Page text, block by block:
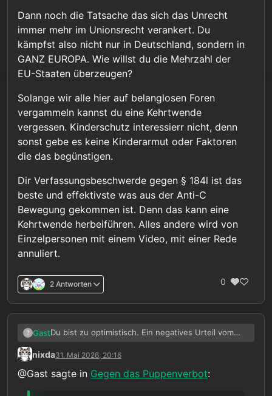
Dann noch die Tatsache das sich das Unrecht
immer mehr im Unionsrecht verankert. Du
kämpfst also nicht nur in Deutschland, sondern in
GANZ EUROPA. Wie willst du die Mehrzahl der
EU-Staaten überzeugen?
Solange wir alle hier auf belanglosen Foren
vergammeln kannst du eine Kehrtwende
vergessen. Kinderschutz interessierr nicht, denn
sonst gebe es keine Kinderarmut oder Faktoren
die das begünstigen.
Dir Verfassungsbeschwerde gegen § 184l ist das
beste und effektivste was aus der Anti-C
Bewegung gekommen ist. Denn das kann eine
Kehrtwende herbeiführen. Alles andere wird von
Einzelpersonen mit einem Video, mit einer Rede
annuliert.
2 Antworten 0
? GastDu bist zu optimistisch. Ein negatives Urteil vom
BVerfG bedeutet das du Ersatzmaterialien
vergessen kannst. Warum sollte sich eine Partei für
dirsen Zeiten, eo jedes kleine % zählt und
Dann noch die Tatsache das sich das Unrecht
also nicht nur in Deutschland, sondern in GANZ
Solange wir alle hier auf belanglosen Foren
nixda31. Mai 2026, 20:16
@Gast sagte in Gegen das Puppenverbot: